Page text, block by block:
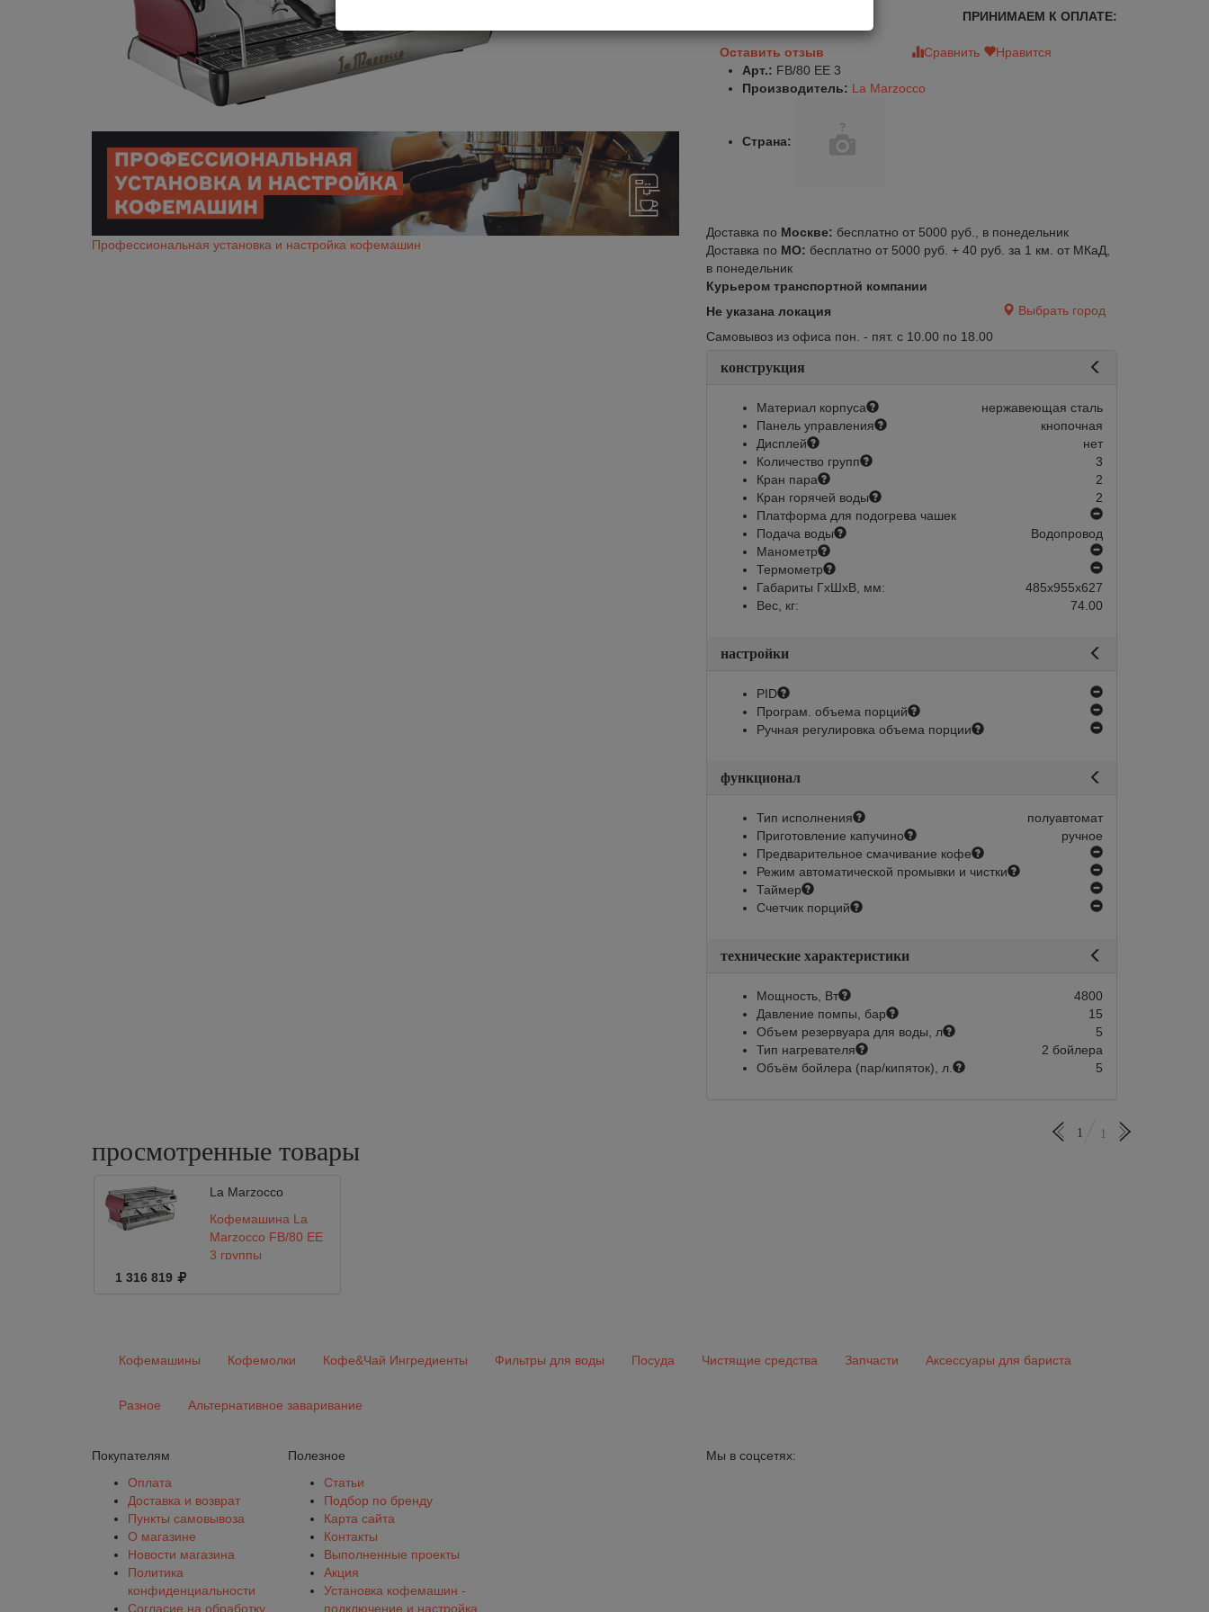
Профессиональная установка и настройка кофемашин
ПРИНИМАЕМ К ОПЛАТЕ:
Оставить отзыв Сравнить
Нравится
Арт.: FB/80 EE 3
Производитель: La Marzocco
Страна:
Доставка по Москве: бесплатно от 5000 руб., в понедельник
Доставка по МО: бесплатно от 5000 руб. + 40 руб. за 1 км. от МКаД,
в понедельник
Курьером транспортной компании
Не указана локация
Выбрать город
Самовывоз из офиса пон. - пят. с 10.00 по 18.00
конструкция
Материал корпуса
нержавеющая сталь
Панель управления
кнопочная
Дисплей
нет
Количество групп
3
Кран пара
2
Кран горячей воды
2
Платформа для подогрева чашек
нет
Подача воды
Водопровод
Манометр
нет
Термометр
нет
Габариты ГхШхВ, мм:
485х955х627
Вес, кг:
74.00
настройки
PID
нет
Програм. объема порций
нет
Ручная регулировка объема порции
нет
функционал
Тип исполнения
полуавтомат
Приготовление капучино
ручное
Предварительное смачивание кофе
нет
Режим автоматической промывки и чистки
нет
Таймер
нет
Счетчик порций
нет
технические характеристики
Мощность, Вт
4800
Давление помпы, бар
15
Объем резервуара для воды, л
5
Тип нагревателя
2 бойлера
Объём бойлера (пар/кипяток), л.
5
просмотренные товары
1 1
La Marzocco
Кофемашина La
Marzocco FB/80 EE
3 группы
1 316 819
Кофемашины Кофемолки Кофе&Чай Ингредиенты Фильтры для воды Посуда Чистящие средства Запчасти Аксессуары для бариста
Разное Альтернативное заваривание
Покупателям
Оплата
Доставка и возврат
Пункты самовывоза
О магазине
Новости магазина
Политика
конфиденциальности
Согласие на обработку
Полезное
Статьи
Подбор по бренду
Карта сайта
Контакты
Выполненные проекты
Акция
Установка кофемашин -
подключение и настройка
Мы в соцсетях: